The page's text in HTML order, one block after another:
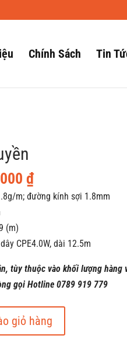
Chính Sách Tin
₫.
₫Giá
hiện
117.000 ₫.
m; đường kính sợi 1.8mm
(m)
CPE4.0W, dài 12.5m
tùy thuộc vào khối lượng hàng
gọi Hotline 0789 919 779
giỏ hàng